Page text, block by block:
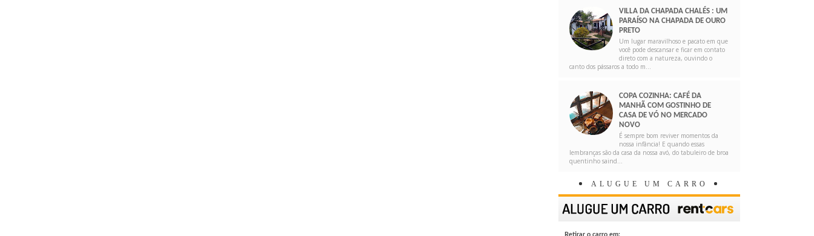
VILLA DA CHAPADA CHALÉS : UM
PARAÍSO NA CHAPADA DE OURO
PRETO
Um lugar maravilhoso e pacato em que
você pode descansar e ficar em contato
direto com a natureza, ouvindo o
canto dos pássaros a todo m...
COPA COZINHA: CAFÉ DA
MANHÃ COM GOSTINHO DE
CASA DE VÓ NO MERCADO
NOVO
É sempre bom reviver momentos da
nossa infância! E quando essas
lembranças são da casa da nossa avó, do tabuleiro de broa
quentinho saind...
ALUGUE UM CARRO